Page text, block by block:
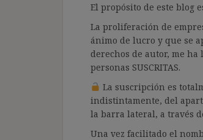
El propósito de este blog
La proliferación de
ánimo de lucro y que se
derechos de autor, me
personas SUSCRITAS.
La suscripción es
indistintamente, del
la barra lateral, a través del
Una vez facilitado el